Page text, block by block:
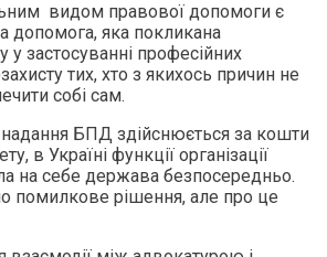
видом правової допомоги є
допомога, яка покликана
у застосуванні професійних
тих, хто з якихось причин не
собі сам.
БПД здійснюється за кошти
в Україні функції організації
на себе держава безпосередньо.
помилкове рішення, але про це